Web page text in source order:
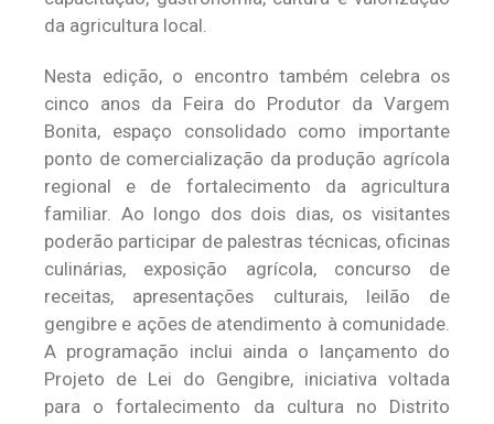
da agricultura local.
Nesta edição, o encontro também celebra os
cinco anos da Feira do Produtor da Vargem
Bonita, espaço consolidado como importante
ponto de comercialização da produção agrícola
regional e de fortalecimento da agricultura
familiar. Ao longo dos dois dias, os visitantes
poderão participar de palestras técnicas, oficinas
culinárias, exposição agrícola, concurso de
receitas, apresentações culturais, leilão de
gengibre e ações de atendimento à comunidade.
A programação inclui ainda o lançamento do
Projeto de Lei do Gengibre, iniciativa voltada
para o fortalecimento da cultura no Distrito